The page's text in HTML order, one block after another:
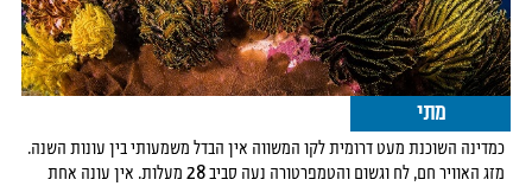
צוללים מנוסים אשר בקרו במרבית היעדים בעולם עונים באופן
גורף כי לו היה מקום אחד לבחירה פפואה ניו גינאה הוא המקום.
מתי
כמדינה השוכנת מעט דרומית לקו המשווה אין הבדל משמעותי בין עונות השנה.
מזג האוויר חם, לח וגשום והטמפרטורה נעה סביב 28 מעלות. אין עונה אחת